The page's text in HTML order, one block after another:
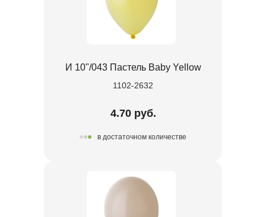
И 10"/043 Пастель Baby Yellow
1102-2632
4.70 руб.
в достаточном количестве